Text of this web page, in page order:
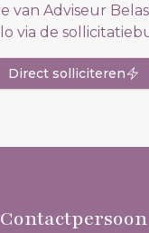
van Adviseur
via de
Direct solliciteren
Contactpersoon